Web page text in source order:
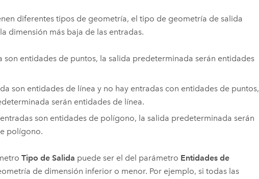
diferentes tipos de geometría, el tipo de geometría de salida
dimensión más baja de las entradas.
son entidades de puntos, la salida predeterminada serán entidades
son entidades de línea y no hay entradas con entidades de puntos,
serán entidades de línea.
son entidades de polígono, la salida predeterminada serán
polígono.
Tipo de Salida puede ser el del parámetro Entidades de
de dimensión inferior o menor. Por ejemplo, si todas las